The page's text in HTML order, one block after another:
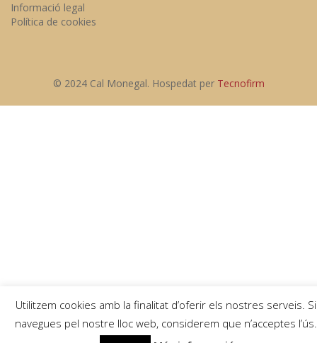
Informació legal
Política de cookies
© 2024 Cal Monegal. Hospedat per Tecnofirm
Utilitzem cookies amb la finalitat d’oferir els nostres serveis. Si
navegues pel nostre lloc web, considerem que n’acceptes l’ús.